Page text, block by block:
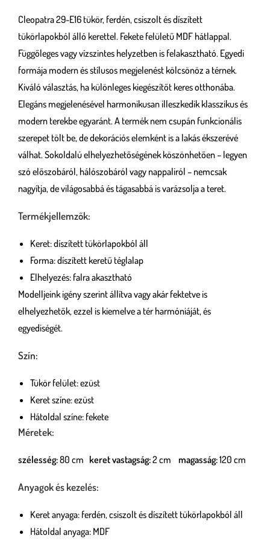
Cleopatra 29-E16 tükör, ferdén, csiszolt és díszített
tükörlapokból álló kerettel. Fekete felületű MDF hátlappal.
Függőleges vagy vízszintes helyzetben is felakasztható. Egyedi
formája modern és stílusos megjelenést kölcsönöz a térnek.
Kiváló választás, ha különleges kiegészítőt keres otthonába.
Elegáns megjelenésével harmonikusan illeszkedik klasszikus és
modern terekbe egyaránt. A termék nem csupán funkcionális
szerepet tölt be, de dekorációs elemként is a lakás ékszerévé
válhat. Sokoldalú elhelyezhetőségének köszönhetően – legyen
szó előszobáról, hálószobáról vagy nappaliról – nemcsak
nagyítja, de világosabbá és tágasabbá is varázsolja a teret.
Termékjellemzők:
Keret: díszített tükörlapokból áll
Forma: díszített keretű téglalap
Elhelyezés: falra akasztható
Modelljeink igény szerint állítva vagy akár fektetve is
elhelyezhetők, ezzel is kiemelve a tér harmóniáját, és
egyediségét.
Szín:
Tükör felület: ezüst
Keret színe: ezüst
Hátoldal színe: fekete
Méretek:
szélesség:80 cm keret vastagság:2 cm magasság:120 cm
Anyagok és kezelés:
Keret anyaga: ferdén, csiszolt és díszített tükörlapokból áll
Hátoldal anyaga: MDF